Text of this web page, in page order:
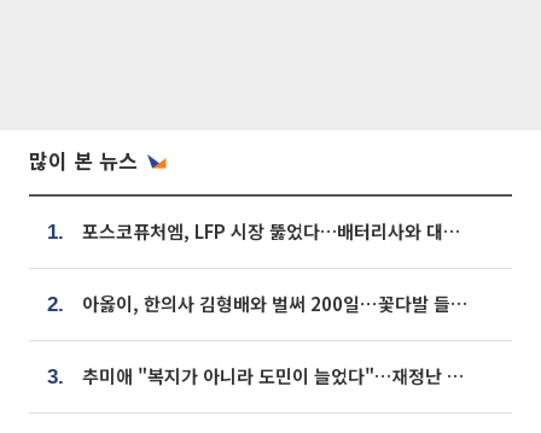
많이 본 뉴스
1. 포스코퓨처엠, LFP 시장 뚫었다…배터리사와 대규모 장기 공급 합의
2. 아옳이, 한의사 김형배와 벌써 200일⋯꽃다발 들고 "프러포즈 아냐"
3. 추미애 "복지가 아니라 도민이 늘었다"…재정난 책임론 정면돌파